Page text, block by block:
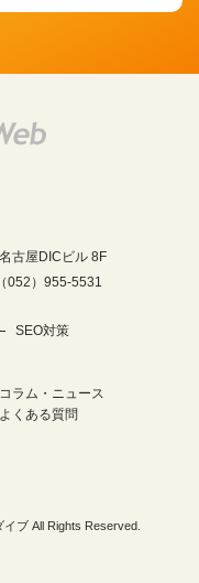
古屋DICビル 8F
）955-5531
SEO対策
コラム・ニュース
よくある質問
イブ All Rights Reserved.